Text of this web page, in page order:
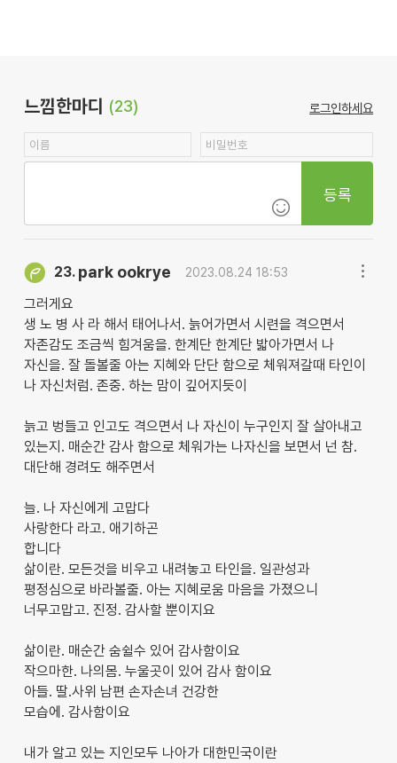
느낌한마디 (23) 로그인하세요
등록
23. park ookrye 2023.08.24 18:53
그러게요
생 노 병 사 라 해서 태어나서. 늙어가면서 시련을 격으면서
자존감도 조금씩 힘겨움을. 한계단 한계단 밟아가면서 나
자신을. 잘 돌볼줄 아는 지혜와 단단 함으로 체워져갈때 타인이
나 자신처럼. 존중. 하는 맘이 깊어지듯이
늙고 벙들고 인고도 격으면서 나 자신이 누구인지 잘 살아내고
있는지. 매순간 감사 함으로 체워가는 나자신을 보면서 넌 참.
대단해 경려도 해주면서
늘. 나 자신에게 고맙다
사랑한다 라고. 애기하곤
합니다
삶이란. 모든것을 비우고 내려놓고 타인을. 일관성과
평정심으로 바라볼줄. 아는 지혜로움 마음을 가졌으니
너무고맙고. 진정. 감사할 뿐이지요
삶이란. 매순간 숨쉴수 있어 감사함이요
작으마한. 나의몸. 누울곳이 있어 감사 함이요
아들. 딸.사위 남편 손자손녀 건강한
모습에. 감사함이요
내가 알고 있는 지인모두 나아가 대한민국이란